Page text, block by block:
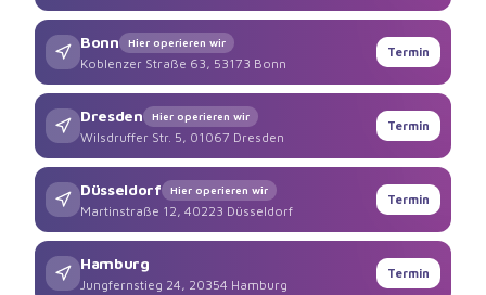
Bonn Hier operieren wir
Koblenzer Straße 63, 53173 Bonn
Termin
Dresden Hier operieren wir
Wilsdruffer Str. 5, 01067 Dresden
Termin
Düsseldorf Hier operieren wir
Martinstraße 12, 40223 Düsseldorf
Termin
Hamburg
Jungfernstieg 24, 20354 Hamburg
Termin